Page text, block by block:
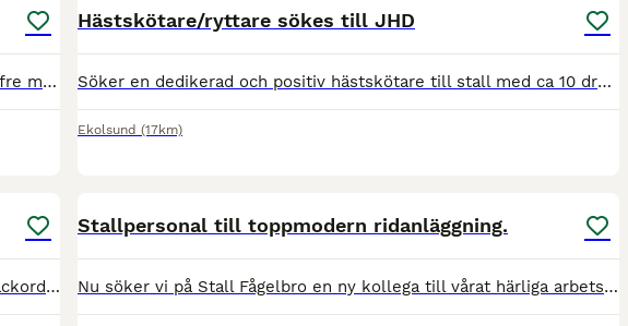
Hej jag söker någon norr om Stockholm som vill jobba mån-fre med vanliga stallsysslor. Eventuellt även göra iordning hästar för ridning. Möjlighet till heltidsanställning kan komma längre fram om allt
Hästskötare/ryttare sökes till JHD
Söker en dedikerad och positiv hästskötare till stall med ca 10 dressyrhästar. I jobbet ingår fodring, in- och utsläpp, mockning, sköta hästarna inför och efter ridning, skötsel av utrustning och vid
Ekolsund (17km)
From September söker vi personal varannan helg till vårt inackorderingsstall i Almunge, öster om Uppsala. Arbetet består av ut- och insläpp, mockning, fodring mm. Det är lugn och trevlig stämning i st
Stallpersonal till toppmodern ridanläggning.
Nu söker vi på Stall Fågelbro en ny kollega till vårat härliga arbetslag. Vi söker dig som älskar att arbeta med hästar, är positiv och har ett eget driv. På anläggningen står 42 st privathästar inack